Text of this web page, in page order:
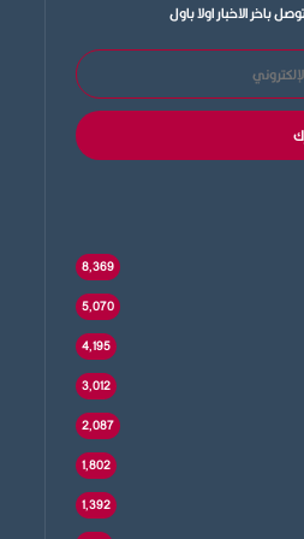
باخر الاخبار اولا باول
8٬369
5٬070
4٬195
3٬012
2٬087
1٬802
1٬392